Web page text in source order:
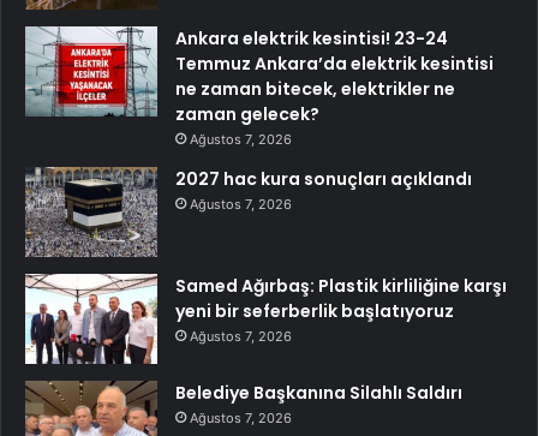
Ankara elektrik kesintisi! 23-24
Temmuz Ankara’da elektrik kesintisi
ne zaman bitecek, elektrikler ne
zaman gelecek?
Ağustos 7, 2026
2027 hac kura sonuçları açıklandı
Ağustos 7, 2026
Samed Ağırbaş: Plastik kirliliğine karşı
yeni bir seferberlik başlatıyoruz
Ağustos 7, 2026
Belediye Başkanına Silahlı Saldırı
Ağustos 7, 2026